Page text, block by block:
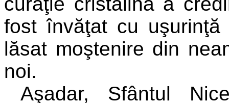
fost învăţat cu
lăsat moştenire din
noi.
Aşadar, Sfântul